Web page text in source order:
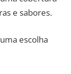
e sabores.
escolha